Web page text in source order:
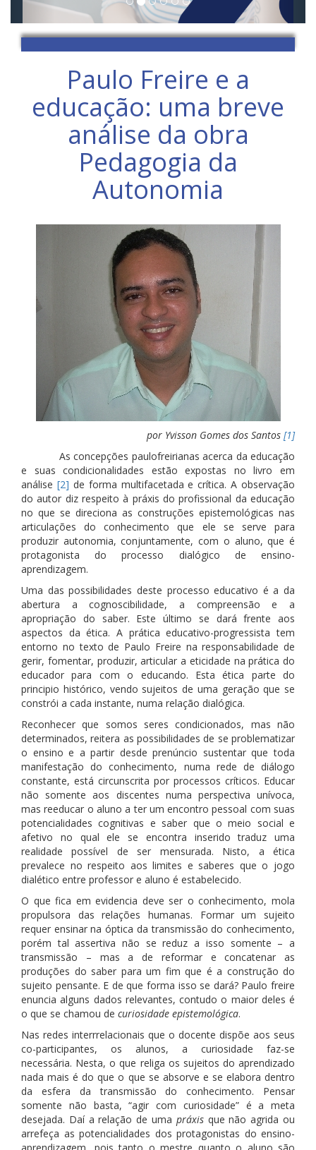
Paulo Freire e a
educação: uma breve
análise da obra
Pedagogia da
Autonomia
por Yvisson Gomes dos Santos [1]
As concepções paulofreirianas acerca da educação
e suas condicionalidades estão expostas no livro em
análise [2] de forma multifacetada e crítica. A observação
do autor diz respeito à práxis do profissional da educação
no que se direciona as construções epistemológicas nas
articulações do conhecimento que ele se serve para
produzir autonomia, conjuntamente, com o aluno, que é
protagonista do processo dialógico de ensino-
aprendizagem.
Uma das possibilidades deste processo educativo é a da
abertura a cognoscibilidade, a compreensão e a
apropriação do saber. Este último se dará frente aos
aspectos da ética. A prática educativo-progressista tem
entorno no texto de Paulo Freire na responsabilidade de
gerir, fomentar, produzir, articular a eticidade na prática do
educador para com o educando. Esta ética parte do
principio histórico, vendo sujeitos de uma geração que se
constrói a cada instante, numa relação dialógica.
Reconhecer que somos seres condicionados, mas não
determinados, reitera as possibilidades de se problematizar
o ensino e a partir desde prenúncio sustentar que toda
manifestação do conhecimento, numa rede de diálogo
constante, está circunscrita por processos críticos. Educar
não somente aos discentes numa perspectiva unívoca,
mas reeducar o aluno a ter um encontro pessoal com suas
potencialidades cognitivas e saber que o meio social e
afetivo no qual ele se encontra inserido traduz uma
realidade possível de ser mensurada. Nisto, a ética
prevalece no respeito aos limites e saberes que o jogo
dialético entre professor e aluno é estabelecido.
O que fica em evidencia deve ser o conhecimento, mola
propulsora das relações humanas. Formar um sujeito
requer ensinar na óptica da transmissão do conhecimento,
porém tal assertiva não se reduz a isso somente – a
transmissão – mas a de reformar e concatenar as
produções do saber para um fim que é a construção do
sujeito pensante. E de que forma isso se dará? Paulo freire
enuncia alguns dados relevantes, contudo o maior deles é
o que se chamou de curiosidade epistemológica.
Nas redes interrrelacionais que o docente dispõe aos seus
co-participantes, os alunos, a curiosidade faz-se
necessária. Nesta, o que religa os sujeitos do aprendizado
nada mais é do que o que se absorve e se elabora dentro
da esfera da transmissão do conhecimento. Pensar
somente não basta, “agir com curiosidade” é a meta
desejada. Daí a relação de uma práxisque não agrida ou
arrefeça as potencialidades dos protagonistas do ensino-